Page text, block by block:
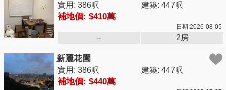
實用: 386呎 建築: 447呎
補地價: $410萬
日期:2026-08-05
-- 2房
新麗花園
實用: 386呎 建築: 447呎
補地價: $440萬